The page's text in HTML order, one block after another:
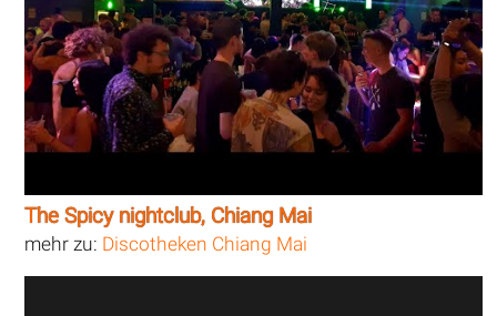
The Spicy nightclub, Chiang Mai
mehr zu: Discotheken Chiang Mai